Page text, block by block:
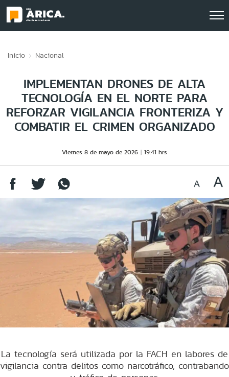
Inicio Nacional
IMPLEMENTAN DRONES DE ALTA
TECNOLOGÍA EN EL NORTE PARA
REFORZAR VIGILANCIA FRONTERIZA Y
COMBATIR EL CRIMEN ORGANIZADO
Viernes 8 de mayo de 2026 19:41 hrs
La tecnología será utilizada por la FACH en labores de
vigilancia contra delitos como narcotráfico, contrabando